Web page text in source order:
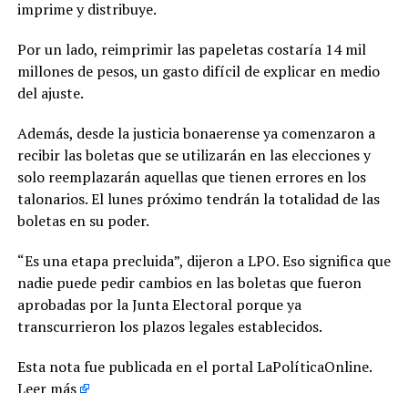
imprime y distribuye.
Por un lado, reimprimir las papeletas costaría 14 mil
millones de pesos, un gasto difícil de explicar en medio
del ajuste.
Además, desde la justicia bonaerense ya comenzaron a
recibir las boletas que se utilizarán en las elecciones y
solo reemplazarán aquellas que tienen errores en los
talonarios. El lunes próximo tendrán la totalidad de las
boletas en su poder.
“Es una etapa precluida”, dijeron a LPO. Eso significa que
nadie puede pedir cambios en las boletas que fueron
aprobadas por la Junta Electoral porque ya
transcurrieron los plazos legales establecidos.
Esta nota fue publicada en el portal LaPolíticaOnline.
Leer más